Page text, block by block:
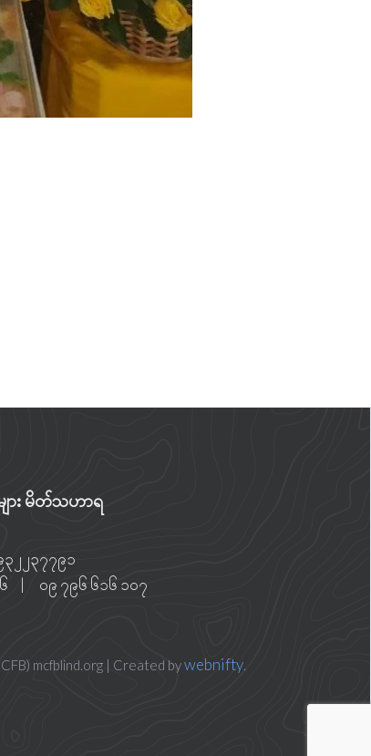
ျား မိတ်သဟာရ
၃၂၂၃၇၇၉၁
| ၀၉ ၇၉၆ ၆၁၆ ၁၀၇
mcfblind.org | Created bywebnifty.